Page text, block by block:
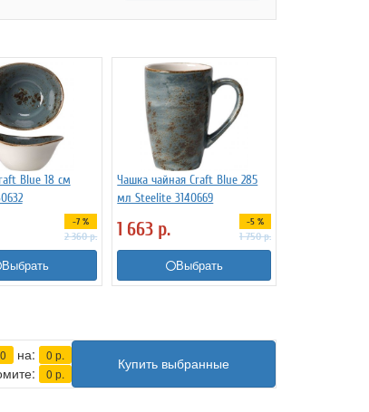
Blue 18 см
-7 %
2 360р.
Выбрать
Чашка чайная Craft Blue 285
мл Steelite 3140669
1 663 р. -5 %
1 750р.
Выбрать
0 на: 0 р.
0 р.
Купить выбранные